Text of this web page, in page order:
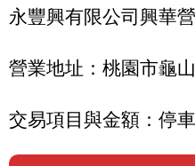
永豐興有限公司興華
營業地址：桃園市龜
交易項目與金額：停